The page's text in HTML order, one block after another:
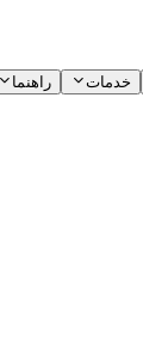
خدمات
راهنما